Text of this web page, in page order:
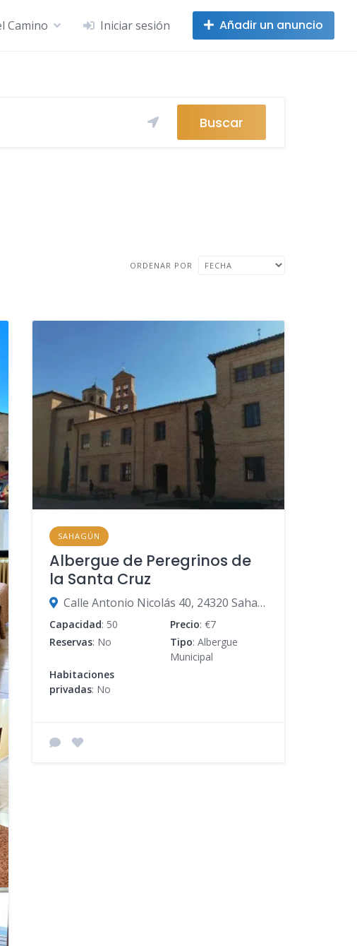
Camino Iniciar sesión Añadir un anuncio
Buscar
ORDENAR POR
SAHAGÚN
Albergue de Peregrinos de
la Santa Cruz
Calle Antonio Nicolás 40, 24320 Sahagún, León, España
Capacidad: 50 Precio: €7
Reservas: No Tipo: Albergue
Municipal
Habitaciones
privadas: No